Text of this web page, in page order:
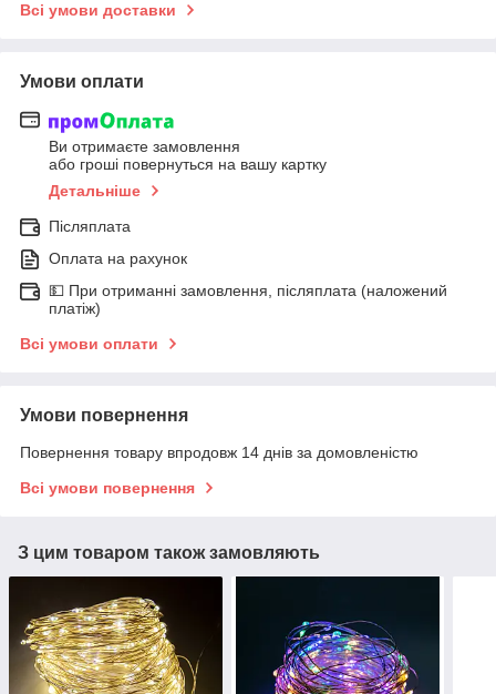
Всі умови доставки
Умови оплати
Ви отримаєте замовлення
або гроші повернуться на вашу картку
Детальніше
Післяплата
Оплата на рахунок
💵 При отриманні замовлення, післяплата (наложений
платіж)
Всі умови оплати
Умови повернення
Повернення товару впродовж 14 днів за домовленістю
Всі умови повернення
З цим товаром також замовляють